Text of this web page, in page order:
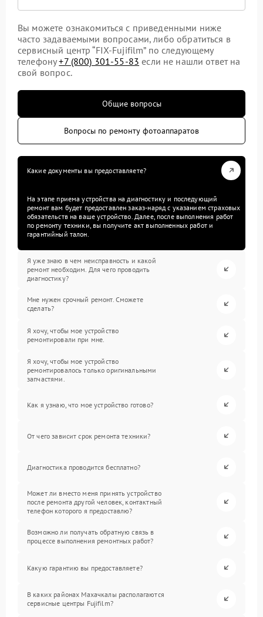
Вы можете ознакомиться с приведенными ниже
часто задаваемыми вопросами, либо обратиться в
сервисный центр “FIX-Fujifilm” по следующему
телефону+7 (800) 301-55-83 если не нашли ответ на
свой вопрос.
Общие вопросы
Вопросы по ремонту фотоаппаратов
Какие документы вы предоставляете?
На этапе приема устройства на диагностику и последующий
ремонт вам будет предоставлен заказ-наряд с указанием страховых
обязательств на ваше устройство. Далее, после выполнения работ
по ремонту техники, вы получите акт выполненных работ и
гарантийный талон.
Я уже знаю в чем неисправность и какой
ремонт необходим. Для чего проводить
диагностику?
Мне нужен срочный ремонт. Сможете
сделать?
Я хочу, чтобы мое устройство
ремонтировали при мне.
Я хочу, чтобы мое устройство
ремонтировалось только оригинальными
запчастями.
Как я узнаю, что мое устройство готово?
От чего зависит срок ремонта техники?
Диагностика проводится бесплатно?
Может ли вместо меня принять устройство
после ремонта другой человек, контактный
телефон которого я предоставлю?
Возможно ли получать обратную связь в
процессе выполнения ремонтных работ?
Какую гарантию вы предоставляете?
В каких районах Махачкалы располагаются
сервисные центры Fujifilm?